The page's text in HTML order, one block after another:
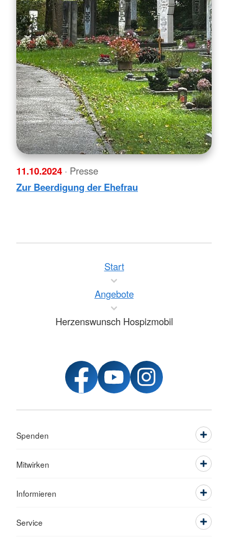
11.10.2024 · Presse
Zur Beerdigung der Ehefrau
Start
Angebote
Herzenswunsch Hospizmobil
Spenden
Mitwirken
Informieren
Service